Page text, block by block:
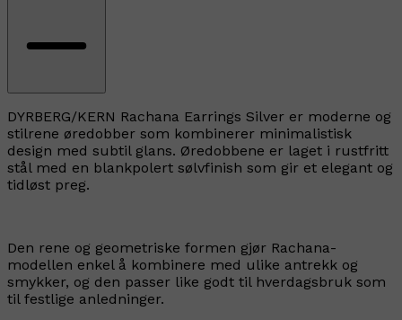
DYRBERG/KERN Rachana Earrings Silver er moderne og
stilrene øredobber som kombinerer minimalistisk
design med subtil glans. Øredobbene er laget i rustfritt
stål med en blankpolert sølvfinish som gir et elegant og
tidløst preg.
Den rene og geometriske formen gjør Rachana-
modellen enkel å kombinere med ulike antrekk og
smykker, og den passer like godt til hverdagsbruk som
til festlige anledninger.